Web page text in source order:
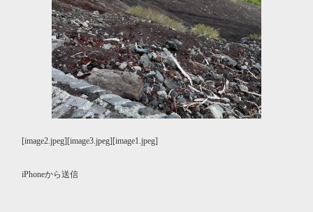
[image2.jpeg][image3.jpeg][image1.jpeg]
iPhoneから送信